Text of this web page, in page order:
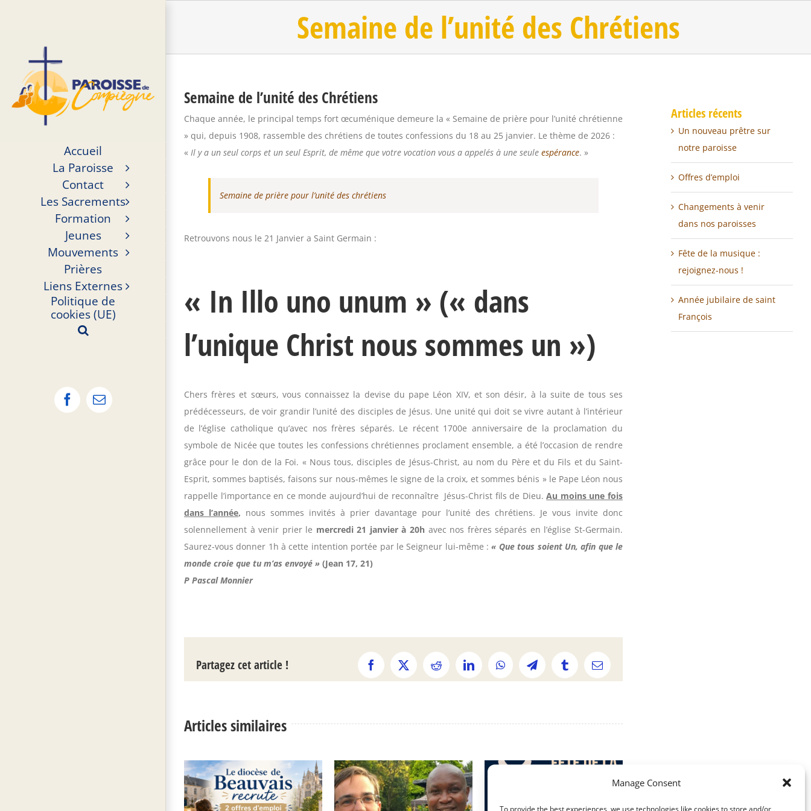
Manage Consent
To provide the best experiences, we use technologies like cookies to store and/or
Accueil
La Paroisse
Contact
Les Sacrements
Formation
Jeunes
Mouvements
Prières
Liens Externes
Politique de
cookies (UE)
Facebook
Email
Semaine de l’unité des Chrétiens
Semaine de l’unité des Chrétiens
Chaque année, le principal temps fort œcuménique demeure la « Semaine de prière pour l’unité chrétienne
» qui, depuis 1908, rassemble des chrétiens de toutes confessions du 18 au 25 janvier. Le thème de 2026 :
« Il y a un seul corps et un seul Esprit, de même que votre vocation vous a appelés à une seule espérance. »
Semaine de prière pour l’unité des chrétiens
Retrouvons nous le 21 Janvier a Saint Germain :
« In Illo uno unum » (« dans
l’unique Christ nous sommes un »)
Chers frères et sœurs, vous connaissez la devise du pape Léon XIV, et son désir, à la suite de tous ses
prédécesseurs, de voir grandir l’unité des disciples de Jésus. Une unité qui doit se vivre autant à l’intérieur
de l’église catholique qu’avec nos frères séparés. Le récent 1700e anniversaire de la proclamation du
symbole de Nicée que toutes les confessions chrétiennes proclament ensemble, a été l’occasion de rendre
grâce pour le don de la Foi. « Nous tous, disciples de Jésus-Christ, au nom du Père et du Fils et du Saint-
Esprit, sommes baptisés, faisons sur nous-mêmes le signe de la croix, et sommes bénis » le Pape Léon nous
rappelle l’importance en ce monde aujourd’hui de reconnaître Jésus-Christ fils de Dieu.Au moins une fois
dans l’année, nous sommes invités à prier davantage pour l’unité des chrétiens. Je vous invite donc
solennellement à venir prier le mercredi 21 janvier à 20h avec nos frères séparés en l’église St-Germain.
Saurez-vous donner 1h à cette intention portée par le Seigneur lui-même :« Que tous soient Un, afin que le
monde croie que tu m’as envoyé » (Jean 17, 21)
P Pascal Monnier
Partagez cet article ! Facebook
X Reddit LinkedInWhatsAppTelegramTumblrEmail
Articles similaires
Articles récents
Un nouveau prêtre sur
notre paroisse
Offres d’emploi
Changements à venir
dans nos paroisses
Fête de la musique :
rejoignez-nous !
Année jubilaire de saint
François